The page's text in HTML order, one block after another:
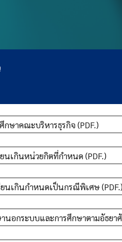
กษาคณะบริหารธุรกิจ (PDF.)
นเกินหน่วยกิตที่กำหนด (PDF.)
นเกินกำหนดเป็นกรณีพิเศษ